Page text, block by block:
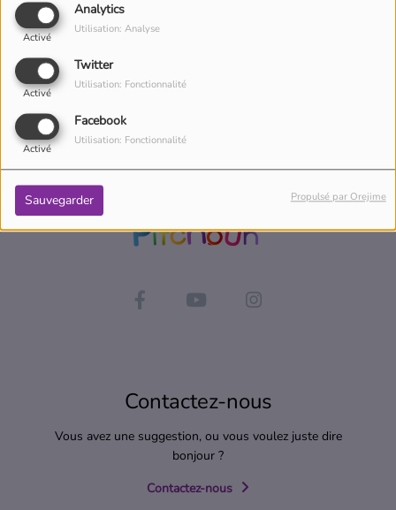
Analytics
Activé
Utilisation: Analyse
Twitter
Activé
Utilisation: Fonctionnalité
Facebook
Activé
Utilisation: Fonctionnalité
Sauvegarder Propulsé par Orejime
Contactez-nous
Vous avez une suggestion, ou vous voulez juste dire
bonjour ?
Contactez-nous